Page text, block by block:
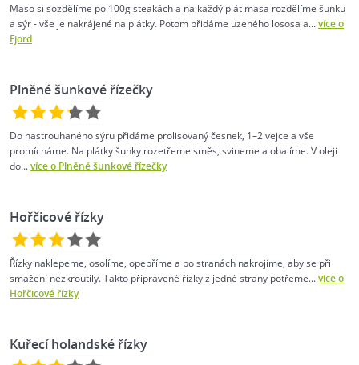
Maso si sozdělíme po 100g steakách a na každý plát masa rozdělíme šunku
a sýr - vše je nakrájené na plátky. Potom přidáme uzeného lososa a...více o
Fjord
Plněné šunkové řízečky
Do nastrouhaného sýru přidáme prolisovaný česnek, 1–2 vejce a vše
promícháme. Na plátky šunky rozetřeme směs, svineme a obalíme. V oleji
do...více o Plněné šunkové řízečky
Hořčicové řízky
Řízky naklepeme, osolíme, opepříme a po stranách nakrojíme, aby se při
smažení nezkroutily. Takto připravené řízky z jedné strany potřeme...více o
Hořčicové řízky
Kuřecí holandské řízky